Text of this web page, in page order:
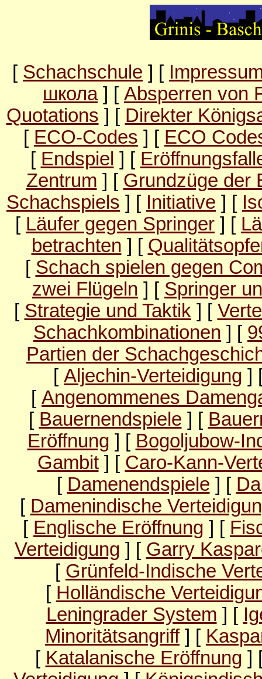
[ Schachschule ] [
школа] [ Absperren von
Quotations ] [ Direkter
[ ECO-Codes ] [ ECO
[ Endspiel ] [
Zentrum ] [ Grundzüge der
Schachspiels ] [ Initiative ] [
[ Läufer gegen Springer ] [
betrachten ] [
[ Schach spielen gegen
zwei Flügeln ] [ Springer
[ Strategie und Taktik ] [
Schachkombinationen ] [
Partien der
[ Aljechin-Verteidigung ]
[ Angenommenes
[ Bauernendspiele ] [
Eröffnung ] [ Bogoljubow-
Gambit] [ Caro-Kann-
[ Damenendspiele ] [
[ Damenindische
[ Englische Eröffnung ] [
Verteidigung ] [ Garry
[ Grünfeld-Indische
[ Holländische
Leningrader System ] [
Minoritätsangriff] [
[ Katalanische Eröffnung ]